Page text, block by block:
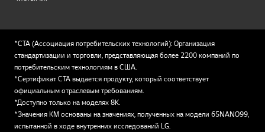
*CTA (Ассоциация потребительских технологий): Организация
стандартизации и торговли, представляющая более 2200 компаний по
потребительским технологиям в США.
*Сертификат CTA выдается продукту, который соответствует
официальным отраслевым требованиям.
*Доступно только на моделях 8K.
*Значения КМ основаны на значениях, полученных на модели 65NANO99,
испытанной в ходе внутренних исследований LG.